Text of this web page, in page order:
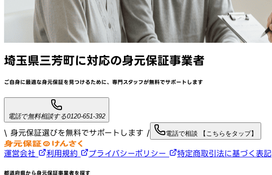
埼玉県三芳町に対応の身元保証事業者
ご自身に最適な身元保証を見つけるために、 専門スタッフが無料でサポートします
電話で無料相談する0120-651-392
\ 身元保証選びを無料でサポートします / 電話で相談 【こちらをタップ】
運営会社 利用規約 プライバシーポリシー 特定商取引法に基づく表記
都道府県から身元保証事業者を探す